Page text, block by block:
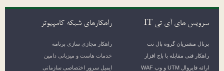
راهکارهای شبکه کامپیوتر
راهکار مجازی سازی برنامه
خدمات هاست و میزبانی دامین
ایمیل سرور اختصاصی سازمانی
سرویس های آی تی IT
پرتال مشتریان گروه پال نت
راهکار فنی مقابله با باج افزار
ارائه فایروال UTM و وب WAF